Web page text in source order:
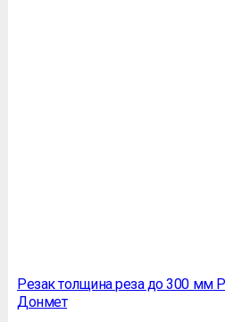
Резак толщина реза до 300 мм
Донмет